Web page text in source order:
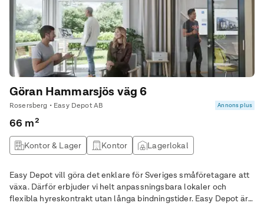
Göran Hammarsjös väg 6
Rosersberg • Easy Depot AB Annons plus
66 m²
Kontor & Lager Kontor
Lagerlokal
Easy Depot vill göra det enklare för Sveriges småföretagare att
växa. Därför erbjuder vi helt anpassningsbara lokaler och
flexibla hyreskontrakt utan långa bindningstider. Easy Depot är